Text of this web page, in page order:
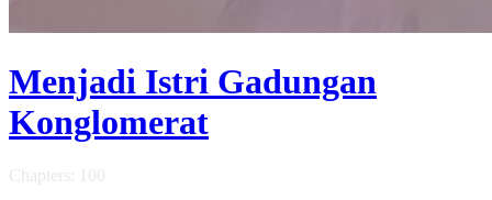
Menjadi Istri Gadungan
Konglomerat
Chapters: 100